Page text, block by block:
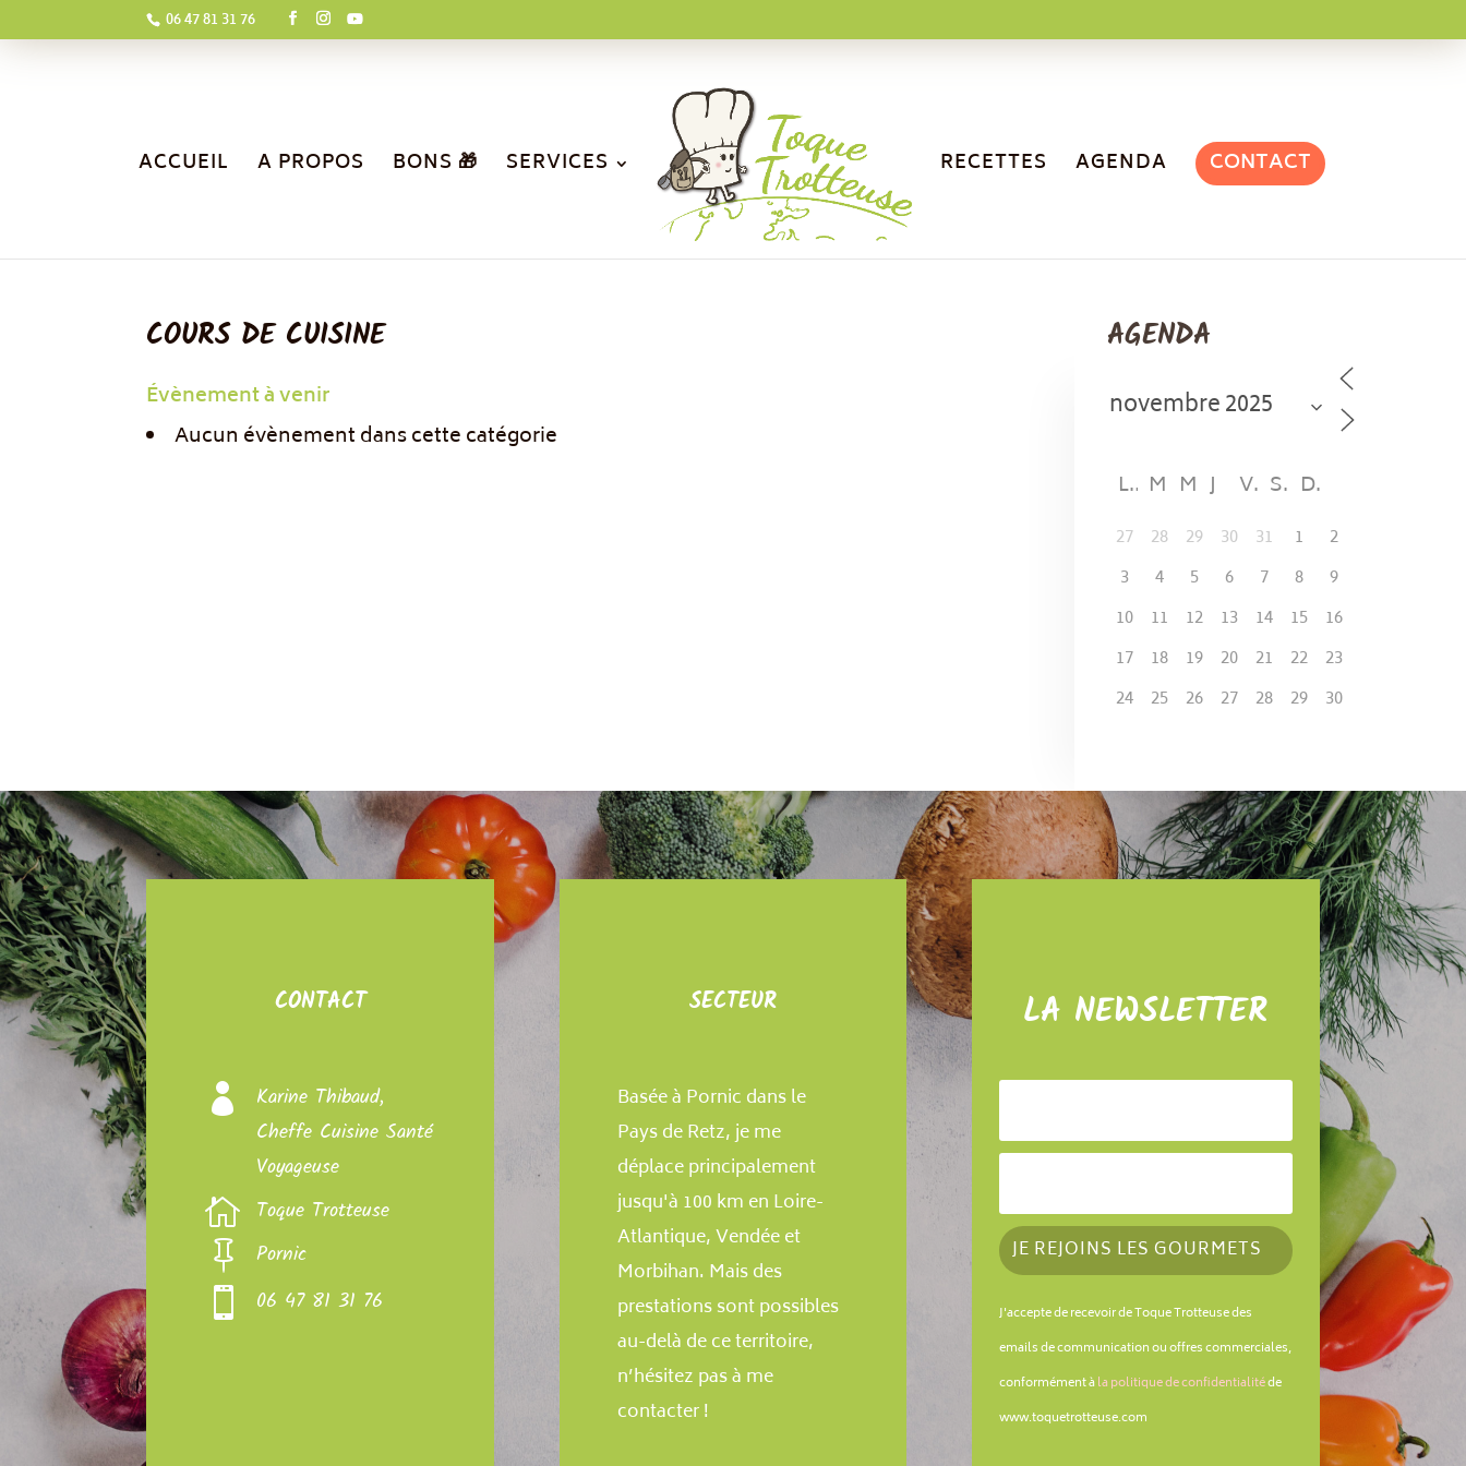
06 47 81 31 76
ACCUEIL A PROPOS BONS 🎁 SERVICES RECETTES AGENDA CONTACT
COURS DE CUISINE
Évènement à venir
Aucun évènement dans cette catégorie
AGENDA
L M MJ V S D
27 28 29 30 31 1
2
3
4 5 6 7 8
9
10
11 12 13 14 15
16
17
18 19 20 21 22
23
24
25 26 27 28 29 30
CONTACT

Karine Thibaud,
Cheffe Cuisine Santé
Voyageuse
 Toque Trotteuse
 Pornic
 06 47 81 31 76
SECTEUR
Basée à Pornic dans le
Pays de Retz, je me
déplace principalement
jusqu'à 100 km en Loire-
Atlantique, Vendée et
Morbihan. Mais des
prestations sont possibles
au-delà de ce territoire,
n’hésitez pas à me
contacter !
LA NEWSLETTER
JE REJOINS LES GOURMETS
J'accepte de recevoir de Toque Trotteuse des
emails de communication ou offres commerciales,
conformément àla politique de confidentialitéde
www.toquetrotteuse.com